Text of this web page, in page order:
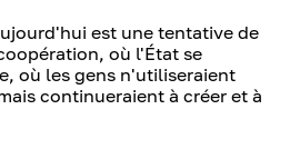
est une tentative de
où l'État se
où les gens n'utiliseraient
continueraient à créer et à